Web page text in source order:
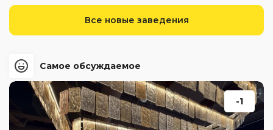
Все новые заведения
Самое обсуждаемое
-1